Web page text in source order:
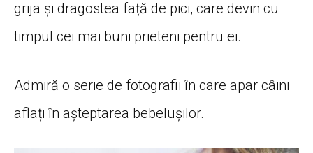
grija și dragostea față de pici, care devin cu
timpul cei mai buni prieteni pentru ei.
Admiră o serie de fotografii în care apar câini
aflați în așteptarea bebelușilor.